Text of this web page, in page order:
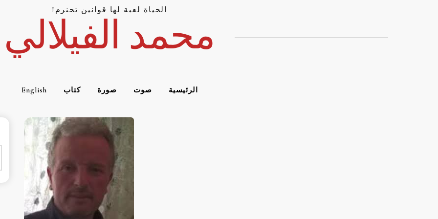
الحياة لعبة لها قوانين تحنرم!
محمد الفيلالي
الرئيسية صوت صورة كتاب English